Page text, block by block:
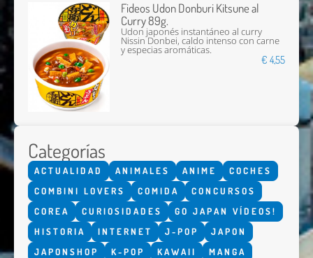
Fideos Udon Donburi Kitsune al
Curry 89g.
Udon japonés instantáneo al curry
Nissin Donbei, caldo intenso con carne
y especias aromáticas.
€ 4,55
Categorías
ACTUALIDAD ANIMALES ANIME
COCHES
COMBINI LOVERS
COMIDA
CONCURSOS
COREA
CURIOSIDADES
GO JAPAN VÍDEOS!
HISTORIA
INTERNET J-POP
JAPON
JAPONSHOP
K-POP KAWAII
MANGA